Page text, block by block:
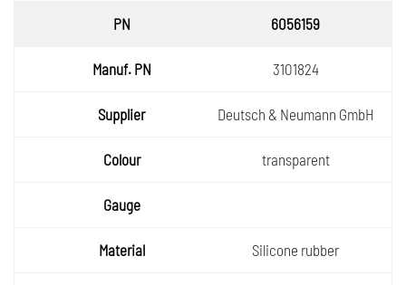
6056159
3101824
Deutsch & Neumann GmbH
transparent
Silicone rubber